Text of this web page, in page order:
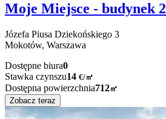
Moje Miejsce - budynek 2
Józefa Piusa Dziekońskiego 3
Mokotów, Warszawa
Dostępne biura0
Stawka czynszu14 €/㎡
Dostępna powierzchnia712㎡
Zobacz teraz